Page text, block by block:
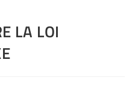
LA LOI